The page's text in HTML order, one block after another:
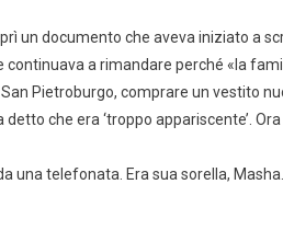
un documento che aveva iniziato a
a rimandare perché «la
Pietroburgo, comprare un vestito
che era ‘troppo appariscente’.
una telefonata. Era sua sorella, Masha.